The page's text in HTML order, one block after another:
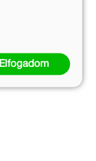
Elfogadom